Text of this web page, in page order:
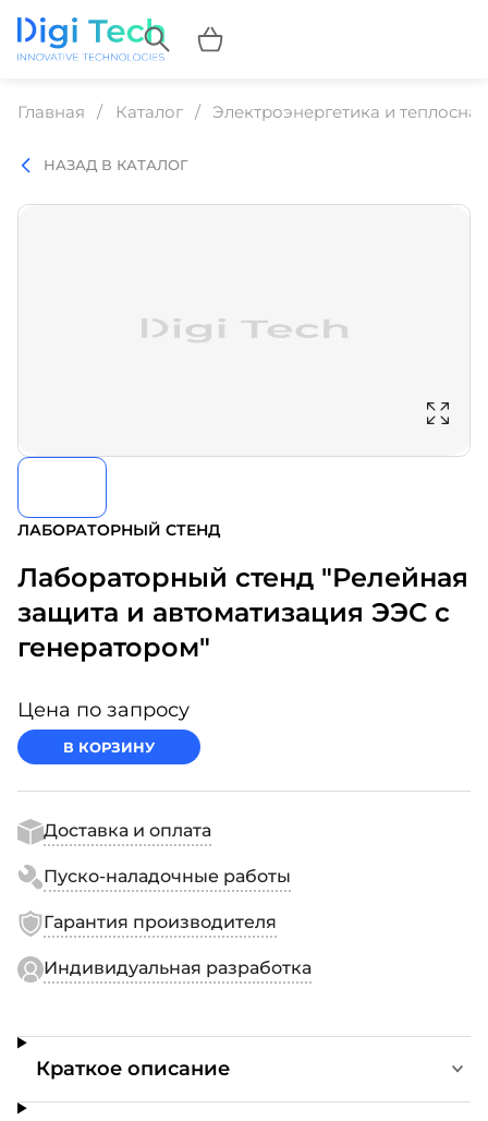
Главная Каталог Электроэнергетика и
НАЗАД В КАТАЛОГ
ЛАБОРАТОРНЫЙ СТЕНД
Лабораторный стенд "Релейная
защита и автоматизация ЭЭС с
генератором"
Цена по запросу
В КОРЗИНУ
Доставка и оплата
Пуско-наладочные работы
Гарантия производителя
Индивидуальная разработка
Краткое описание